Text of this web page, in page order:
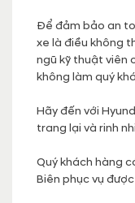
Để đảm bảo an
xe là điều không
ngũ kỹ thuật viên
không làm quý
Hãy đến với
trang lại và rinh
Quý khách hàng
Biên phục vụ